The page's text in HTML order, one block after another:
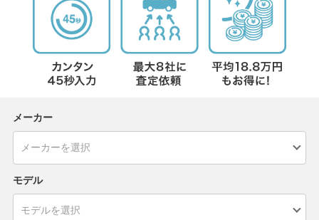
メーカー
モデル